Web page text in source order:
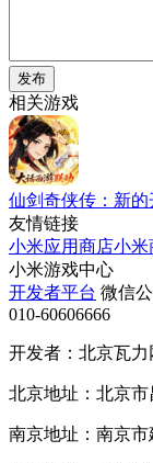
发布
相关游戏
仙剑奇侠传：新
友情链接
小米应用商店小米
小米游戏中心
开发者平台 微信
010-60606666
开发者：北京瓦力
北京地址：北京
南京地址：南京